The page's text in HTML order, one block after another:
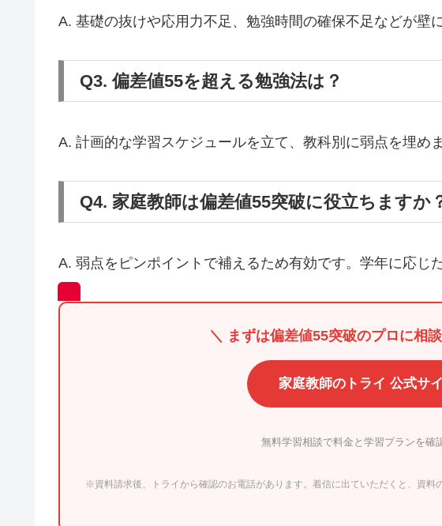
A. 基礎の抜けや応用力不足、勉強時間の確保不足などが壁
Q3. 偏差値55を超える勉強法は？
A. 計画的な学習スケジュールを立て、教科別に弱点を埋め
Q4. 家庭教師は偏差値55突破に役立ちますか
A. 弱点をピンポイントで補えるため有効です。学年に応じ
＼ まずは偏差値55突破のプロに相
家庭教師のトライ 公式サ
無料学習相談で料金と学習プランを確
※資料請求後、トライから確認のお電話があります。着信に出ていただくと、資料